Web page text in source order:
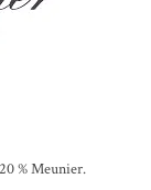
% Meunier.